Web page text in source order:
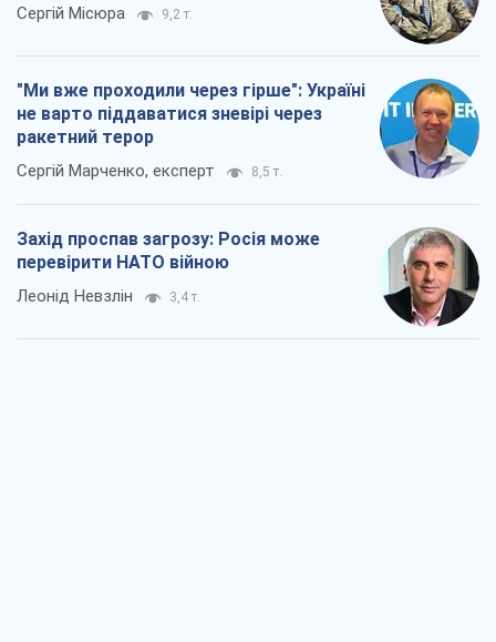
Сергій Місюра 9,2 т.
"Ми вже проходили через гірше": Україні
не варто піддаватися зневірі через
ракетний терор
Сергій Марченко, експерт 8,5 т.
Захід проспав загрозу: Росія може
перевірити НАТО війною
Леонід Невзлін 3,4 т.